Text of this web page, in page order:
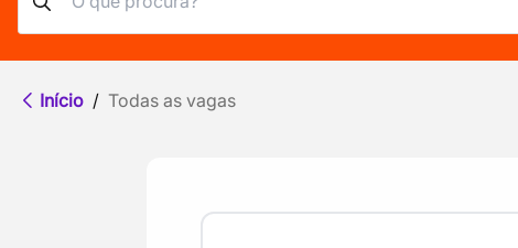
Início / Todas as vagas